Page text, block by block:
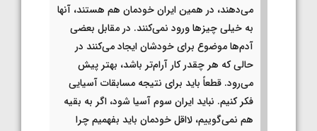
می‌دهند، در همین ایران خودمان هم هستند، آنها
به خیلی چیزها ورود نمی‌کنند. در مقابل بعضی
آدم‌ها موضوع برای خودشان ایجاد می‌کنند در
حالی که هر چقدر کار آرام‌تر باشد، بهتر پیش‌
می‌رود. قطعاً باید برای نتیجه مسابقات آسیایی
فکر کنیم. نباید ایران سوم آسیا شود، اگر به بقیه
هم نمی‌گوییم، لااقل خودمان باید بفهمیم چرا